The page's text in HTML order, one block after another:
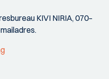
KIVI NIRIA, 070–